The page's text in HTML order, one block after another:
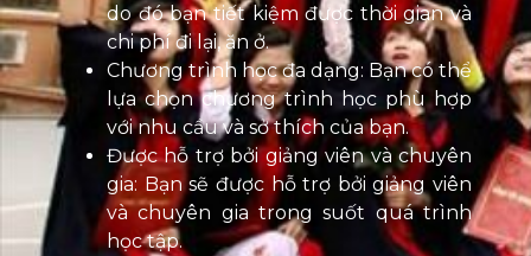
do đó bạn tiết kiệm được thời gian và
chi phí đi lại, ăn ở.
Chương trình học đa dạng: Bạn có thể
lựa chọn chương trình học phù hợp
với nhu cầu và sở thích của bạn.
Được hỗ trợ bởi giảng viên và chuyên
gia: Bạn sẽ được hỗ trợ bởi giảng viên
và chuyên gia trong suốt quá trình
học tập.